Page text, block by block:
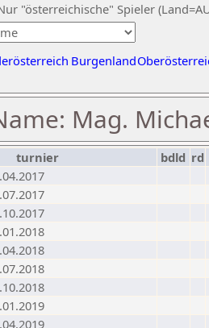
"österreichische" Spieler
Burgenland
Mag.
turnier bdld rd